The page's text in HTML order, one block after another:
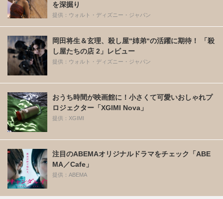
を深掘り
提供：ウォルト・ディズニー・ジャパン
岡田将生＆玄理、殺し屋“姉弟“の活躍に期待！ 「殺
し屋たちの店 2」レビュー
提供：ウォルト・ディズニー・ジャパン
おうち時間が映画館に！小さくて可愛いおしゃれプ
ロジェクター「XGIMI Nova」
提供：XGIMI
注目のABEMAオリジナルドラマをチェック「ABE
MA／Cafe」
提供：ABEMA